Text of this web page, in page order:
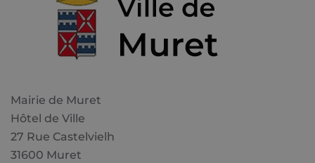
Mairie de Muret
Hôtel de Ville
27 Rue Castelvielh
31600 Muret